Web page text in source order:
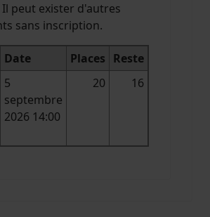
peut exister d'autres
sans inscription.
Date Places Reste
5
septembre
2026 14:00
20 16